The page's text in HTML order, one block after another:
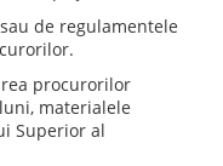
de regulamentele
procurorilor
materialele
Superior al